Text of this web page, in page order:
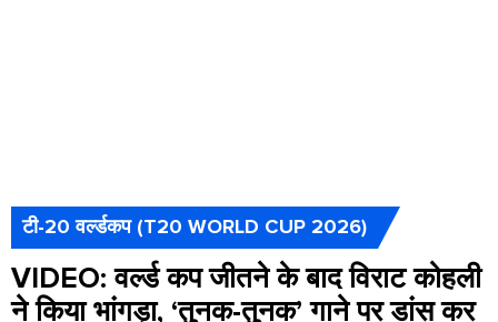
टी-20 वर्ल्डकप (T20 WORLD CUP 2026)
VIDEO: वर्ल्ड कप जीतने के बाद विराट कोहली
ने किया भांगड़ा, ‘तुनक-तुनक’ गाने पर डांस कर